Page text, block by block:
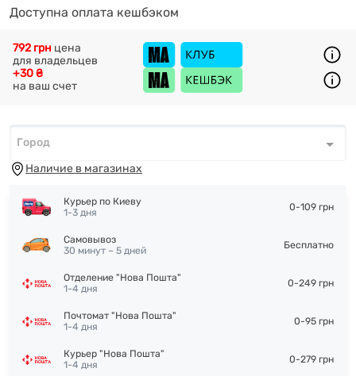
Доступна оплата кешбэком
+30 ₴
на ваш счет
792 грн цена
для владельцев
Город*
Город
Наличие в магазинах
Курьер по Киеву
1-3 дня
0-109 грн
Самовывоз
30 минут – 5 дней
Бесплатно
Отделение "Нова Пошта"
1-4 дня
0-249 грн
Почтомат "Нова Пошта"
1-4 дня
0-95 грн
Курьер "Нова Пошта"
1-4 дня
0-279 грн